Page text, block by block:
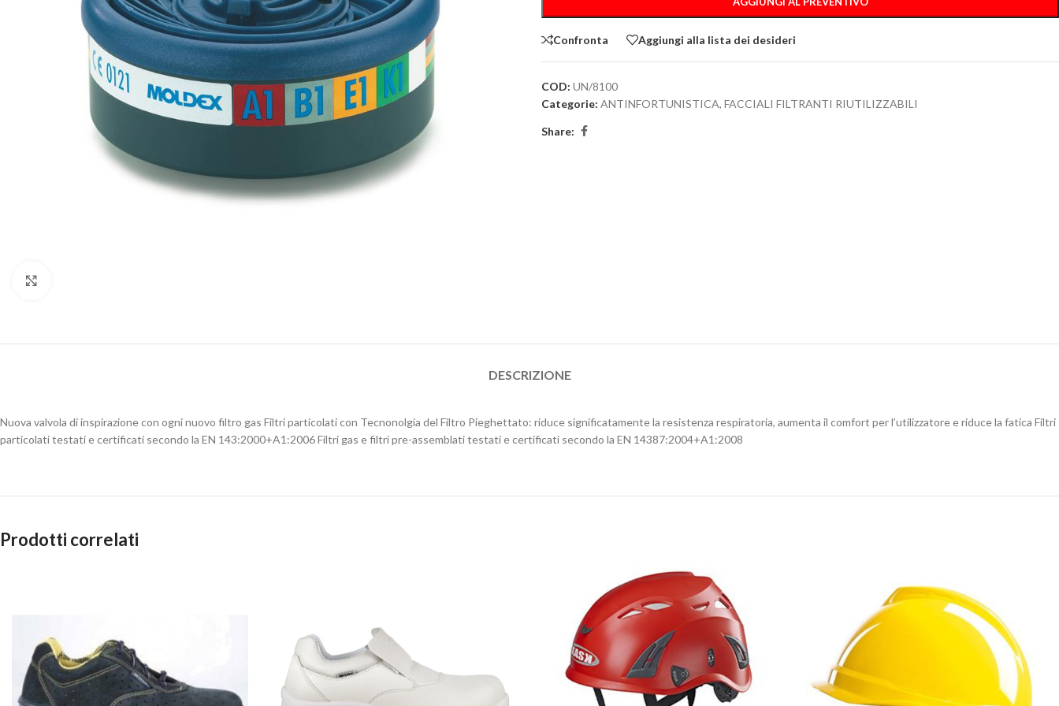
Confronta Aggiungi alla lista dei desideri
COD: UN/8100
Categorie: ANTINFORTUNISTICA, FACCIALI FILTRANTI RIUTILIZZABILI
Share:
DESCRIZIONE
Nuova valvola di inspirazione con ogni nuovo filtro gas Filtri particolati con Tecnonolgia del Filtro Pieghettato: riduce significatamente la resistenza respiratoria, aumenta il comfort per l’utilizzatore e riduce la fatica Filtri
particolati testati e certificati secondo la EN 143:2000+A1:2006 Filtri gas e filtri pre-assemblati testati e certificati secondo la EN 14387:2004+A1:2008
Prodotti correlati